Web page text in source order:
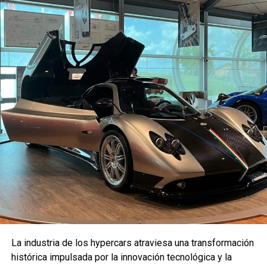
Pero no hay que quedarse solo con la revisión visual sino
que también debemos abrir y cerrar todas las puertas, sin
olvidar el baúl y el capó y asegurarse que no haya
fricciones ni ruidos extraños. Otra recomendación
importante es hacer toda esta visualización de día, ya que
las imperfecciones son más difíciles de disimular cuando
hay buena luz.
La industria de los hypercars atraviesa una transformación
histórica impulsada por la innovación tecnológica y la